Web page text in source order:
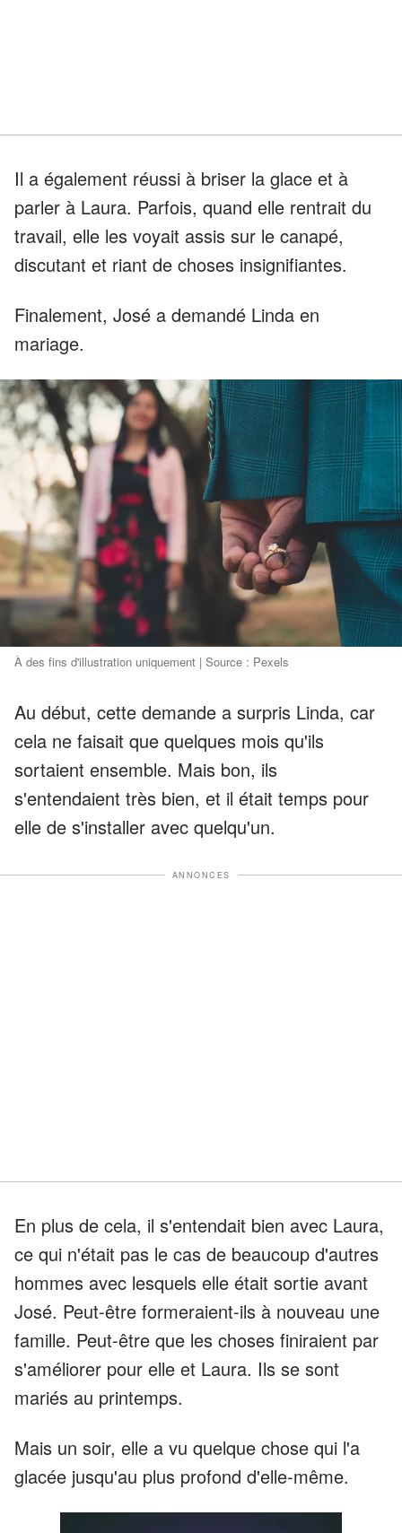
Il a également réussi à briser la glace et à
parler à Laura. Parfois, quand elle rentrait du
travail, elle les voyait assis sur le canapé,
discutant et riant de choses insignifiantes.
Finalement, José a demandé Linda en
mariage.
À des fins d'illustration uniquement | Source : Pexels
Au début, cette demande a surpris Linda, car
cela ne faisait que quelques mois qu'ils
sortaient ensemble. Mais bon, ils
s'entendaient très bien, et il était temps pour
elle de s'installer avec quelqu'un.
ANNONCES
En plus de cela, il s'entendait bien avec Laura,
ce qui n'était pas le cas de beaucoup d'autres
hommes avec lesquels elle était sortie avant
José. Peut-être formeraient-ils à nouveau une
famille. Peut-être que les choses finiraient par
s'améliorer pour elle et Laura. Ils se sont
mariés au printemps.
Mais un soir, elle a vu quelque chose qui l'a
glacée jusqu'au plus profond d'elle-même.